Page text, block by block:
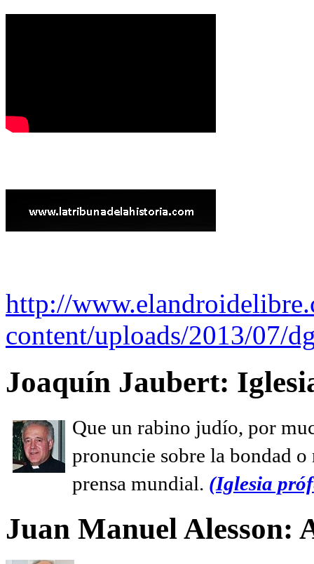
http://
content/uploads/2013/07/
Joaquín Jaubert:
Que un rabino judío, por
pronuncie sobre la bondad
prensa mundial. (Iglesia
Juan Manuel Alesson: